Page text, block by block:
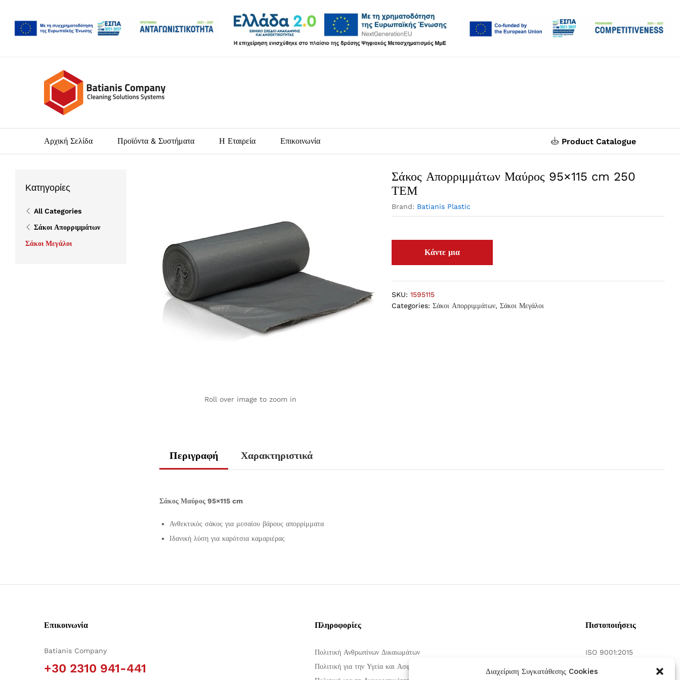
Διαχείριση Συγκατάθεσης Cookies
Αρχική Σελίδα Προϊόντα & Συστήματα Η Εταιρεία Επικοινωνία Product Catalogue
Roll over image to zoom in
Σάκος Απορριμμάτων Μαύρος 95×115 cm 250
ΤΕΜ
Brand: Batianis Plastic
SKU:1595115
Categories:Σάκοι Απορριμμάτων,Σάκοι Μεγάλοι
Περιγραφή Χαρακτηριστικά
Σάκος Μαύρος 95×115 cm
Ανθεκτικός σάκος για μεσαίου βάρους απορρίμματα
Ιδανική λύση για καρότσια καμαριέρας
Κατηγορίες
All Categories
Σάκοι Απορριμμάτων
Σάκοι Μεγάλοι
Επικοινωνία
Batianis Company
+30 2310 941-441
Πληροφορίες
Πολιτική Ανθρωπίνων Δικαιωμάτων
Πολιτική για την Υγεία και Ασφάλεια στην Εργασία
Πιστοποιήσεις
ISO 9001:2015
ISO 14001:2015